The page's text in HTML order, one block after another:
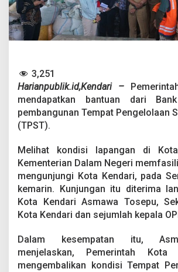
t
u
a
n
P
n
o
l
a
n
a
p
T
3,251
Harianpublik.id,Kendari –
mendapatkan bantuan dari
pembangunan Tempat Pengelolaan
(TPST).
Melihat kondisi lapangan di
Kementerian Dalam Negeri
mengunjungi Kota Kendari, pada
kemarin. Kunjungan itu diterima
Kota Kendari Asmawa Tosepu,
Kota Kendari dan sejumlah kepala
Dalam kesempatan itu,
menjelaskan, Pemerintah Kota
mengembalikan kondisi Tempat